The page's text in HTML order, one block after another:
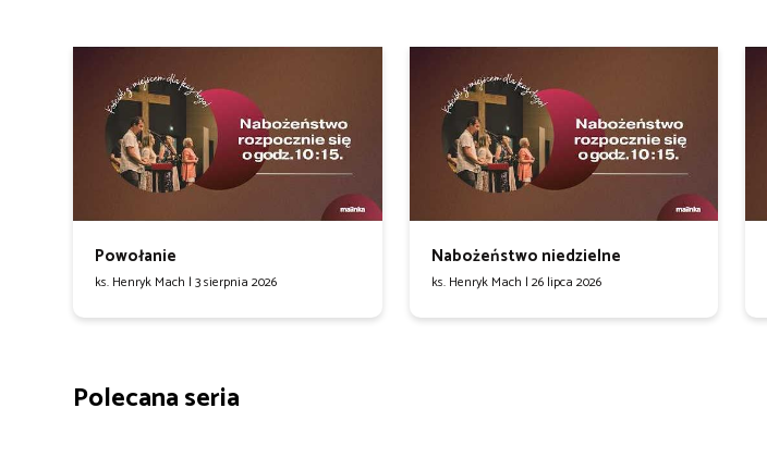
Powołanie
ks. Henryk Mach | 3 sierpnia 2026
Nabożeństwo niedzielne
ks. Henryk Mach | 26 lipca 2026
Polecana seria